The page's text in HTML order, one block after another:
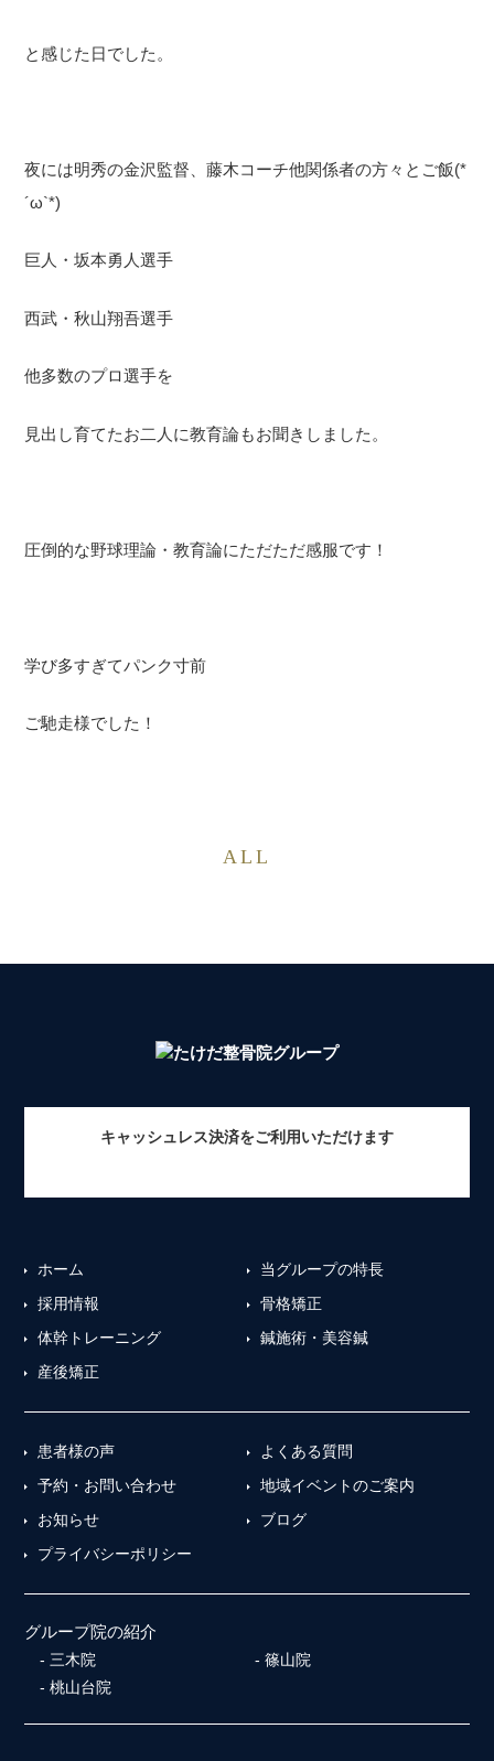
と感じた日でした。
夜には明秀の金沢監督、藤木コーチ他関係者の方々とご飯(*
´ω`*)
巨人・坂本勇人選手
西武・秋山翔吾選手
他多数のプロ選手を
見出し育てたお二人に教育論もお聞きしました。
圧倒的な野球理論・教育論にただただ感服です！
学び多すぎてパンク寸前
ご馳走様でした！
ALL
キャッシュレス決済をご利用いただけます
ホーム
当グループの特長
採用情報
骨格矯正
体幹トレーニング
鍼施術・美容鍼
産後矯正
患者様の声
よくある質問
予約・お問い合わせ
地域イベントのご案内
お知らせ
ブログ
プライバシーポリシー
グループ院の紹介
三木院
篠山院
桃山台院